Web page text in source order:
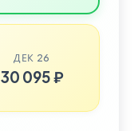
ДЕК 26
30 095 ₽